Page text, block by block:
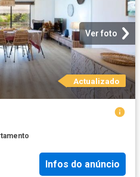
Ver foto
Actualizado
Infos do anúncio